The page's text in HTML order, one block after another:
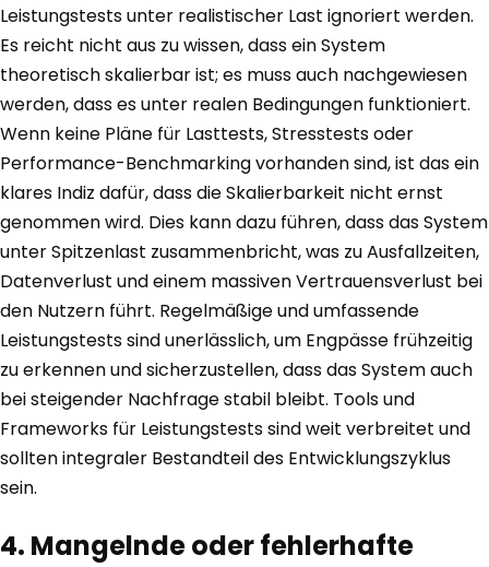
Leistungstests unter realistischer Last ignoriert werden.
Es reicht nicht aus zu wissen, dass ein System
theoretisch skalierbar ist; es muss auch nachgewiesen
werden, dass es unter realen Bedingungen funktioniert.
Wenn keine Pläne für Lasttests, Stresstests oder
Performance-Benchmarking vorhanden sind, ist das ein
klares Indiz dafür, dass die Skalierbarkeit nicht ernst
genommen wird. Dies kann dazu führen, dass das System
unter Spitzenlast zusammenbricht, was zu Ausfallzeiten,
Datenverlust und einem massiven Vertrauensverlust bei
den Nutzern führt. Regelmäßige und umfassende
Leistungstests sind unerlässlich, um Engpässe frühzeitig
zu erkennen und sicherzustellen, dass das System auch
bei steigender Nachfrage stabil bleibt. Tools und
Frameworks für Leistungstests sind weit verbreitet und
sollten integraler Bestandteil des Entwicklungszyklus
sein.
4. Mangelnde oder fehlerhafte